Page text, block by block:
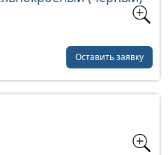
Оставить заявку